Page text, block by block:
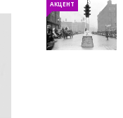
АКЦЕНТ